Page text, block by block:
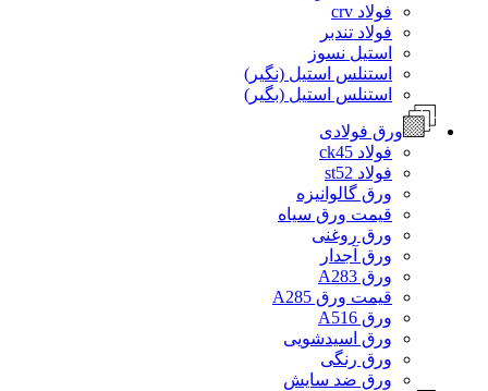
فولاد crv
فولاد تندبر
استیل نسوز
استنلس استیل (نگیر)
استنلس استیل (بگیر)
ورق فولادی
فولاد ck45
فولاد st52
ورق گالوانیزه
قیمت ورق سیاه
ورق روغنی
ورق آجدار
ورق A283
قیمت ورق A285
ورق A516
ورق اسیدشویی
ورق رنگی
ورق ضد سایش